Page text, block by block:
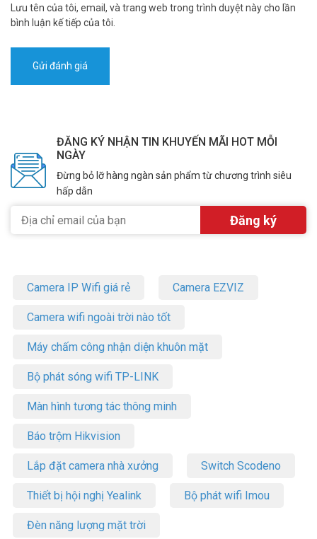
– Bộ chuyển đổi nguồn
– Miếng dán lấy dấu mũi khoan
– Thông tin về các quy định sử dụng
Lưu tên của tôi, email, và trang web trong trình duyệt này cho lần
bình luận kế tiếp của tôi.
ĐĂNG KÝ NHẬN TIN KHUYẾN MÃI HOT MỖI
NGÀY
Đừng bỏ lỡ hàng ngàn sản phẩm từ chương trình siêu
hấp dẫn
Camera IP Wifi giá rẻ Camera EZVIZ
Camera wifi ngoài trời nào tốt
Máy chấm công nhận diện khuôn mặt
Bộ phát sóng wifi TP-LINK
Màn hình tương tác thông minh
Báo trộm Hikvision
Lắp đặt camera nhà xưởng Switch Scodeno
Thiết bị hội nghị Yealink Bộ phát wifi Imou
Đèn năng lượng mặt trời